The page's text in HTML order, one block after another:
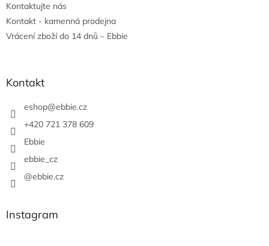
Kontaktujte nás
Kontakt - kamenná prodejna
Vrácení zboží do 14 dnů – Ebbie
Kontakt
eshop@ebbie.cz
+420 721 378 609
Ebbie
ebbie_cz
@ebbie.cz
Instagram